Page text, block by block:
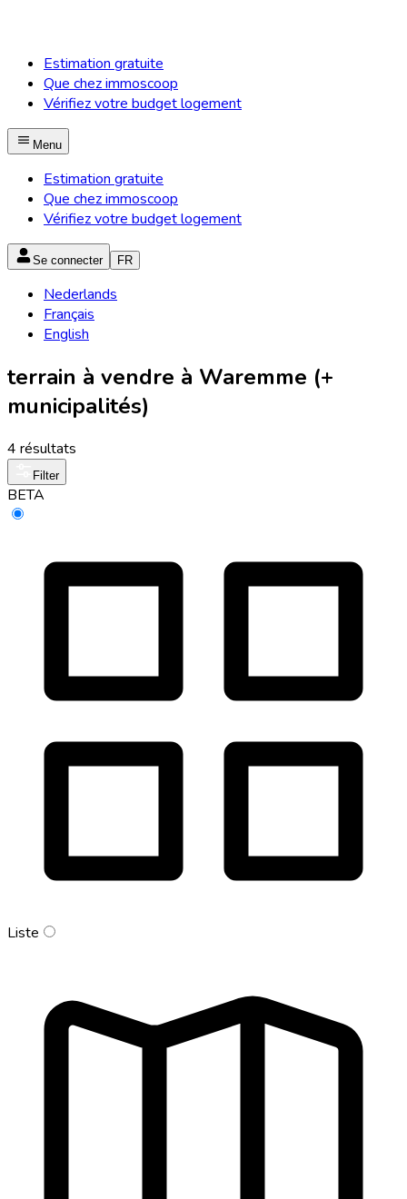
Estimation gratuite
Que chez immoscoop
Vérifiez votre budget logement
Menu
Estimation gratuite
Que chez immoscoop
Vérifiez votre budget logement
Se connecter FR
Nederlands
Français
English
terrain à vendre à Waremme (+
municipalités)
4 résultats
Filter
BETA
Liste